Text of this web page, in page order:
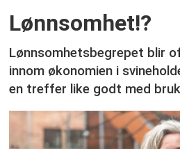
Lønnsomhet!?
Lønnsomhetsbegrepet blir
innom økonomien i
en treffer like godt med